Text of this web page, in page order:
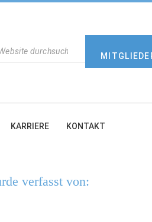
KARRIERE KONTAKT
verfasst von: